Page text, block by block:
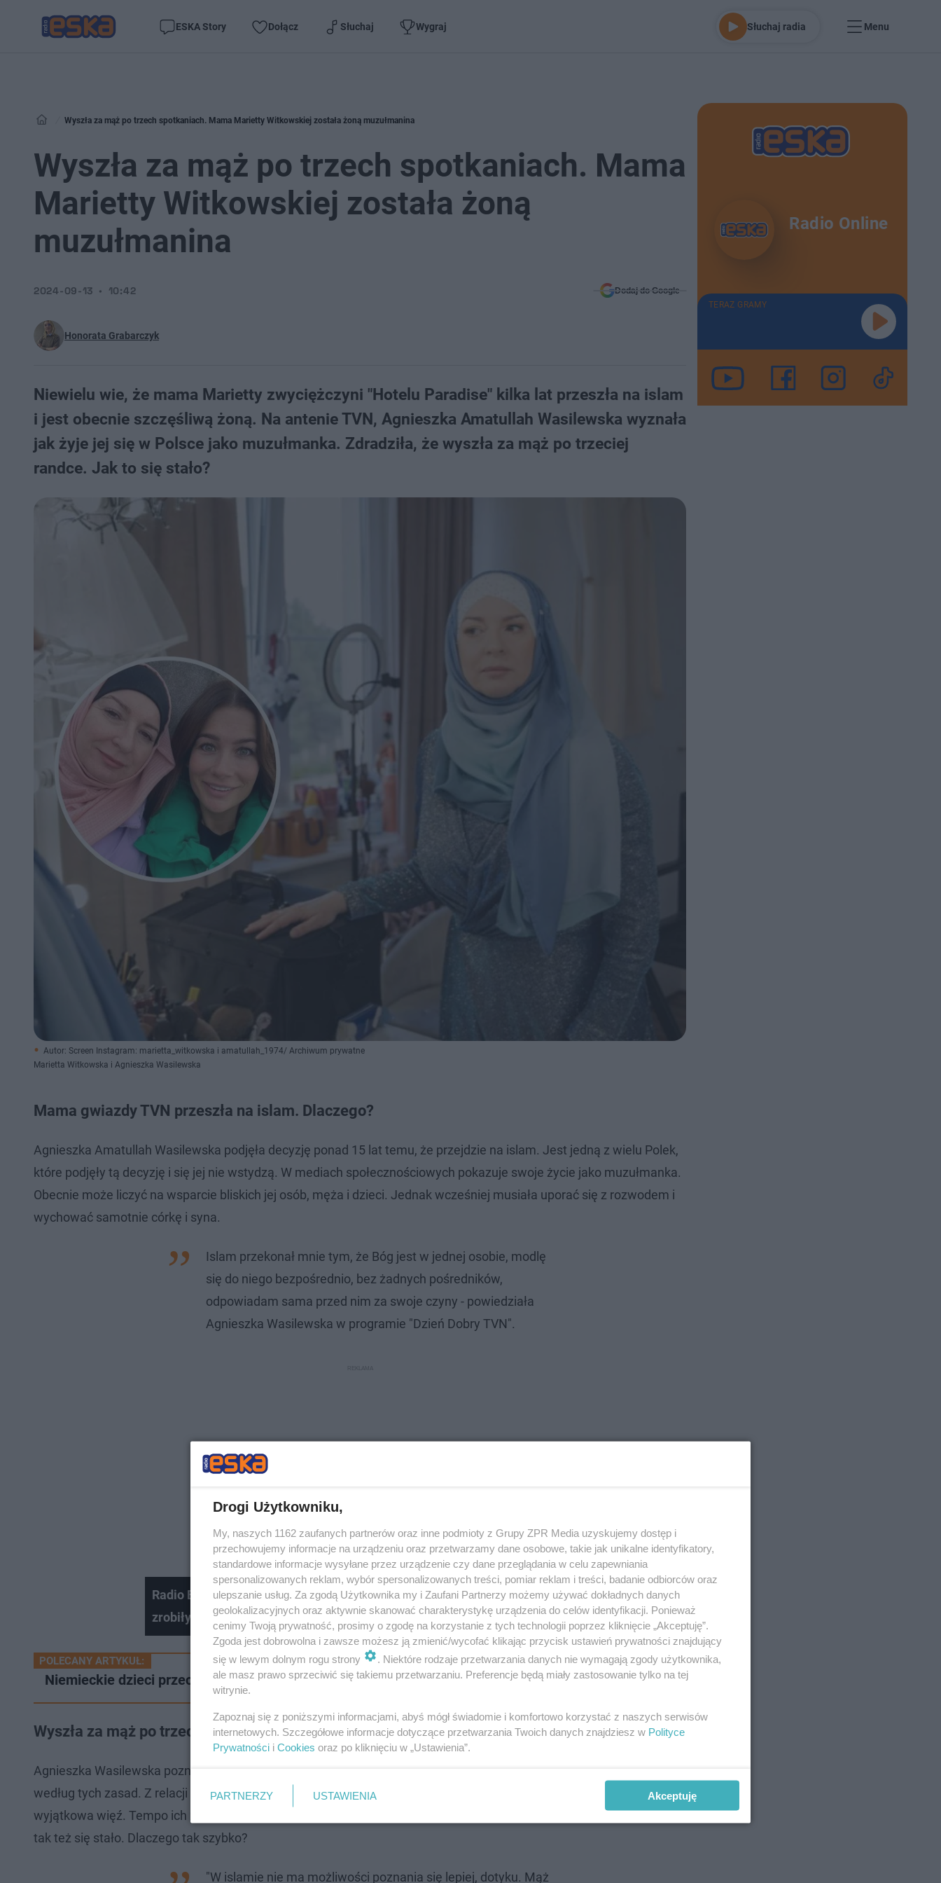
ESKA Story Dołącz Słuchaj Wygraj Słuchaj radia Menu
Wyszła za mąż po trzech spotkaniach. Mama Marietty Witkowskiej została żoną muzułmanina
Wyszła za mąż po trzech spotkaniach. Mama
Marietty Witkowskiej została żoną
muzułmanina
Honorata Grabarczyk
2024-09-13 10:42 Dodaj do Google
Niewielu wie, że mama Marietty zwyciężczyni "Hotelu Paradise" kilka lat przeszła na islam
i jest obecnie szczęśliwą żoną. Na antenie TVN, Agnieszka Amatullah Wasilewska wyznała
jak żyje jej się w Polsce jako muzułmanka. Zdradziła, że wyszła za mąż po trzeciej
randce. Jak to się stało?
Autor: Screen Instagram: marietta_witkowska i amatullah_1974/ Archiwum prywatne
Marietta Witkowska i Agnieszka Wasilewska
Mama gwiazdy TVN przeszła na islam. Dlaczego?
Agnieszka Amatullah Wasilewska podjęła decyzję ponad 15 lat temu, że przejdzie na islam. Jest jedną z wielu Polek,
które podjęły tą decyzję i się jej nie wstydzą. W mediach społecznościowych pokazuje swoje życie jako muzułmanka.
Obecnie może liczyć na wsparcie bliskich jej osób, męża i dzieci. Jednak wcześniej musiała uporać się z rozwodem i
wychować samotnie córkę i syna.
Islam przekonał mnie tym, że Bóg jest w jednej osobie, modlę
się do niego bezpośrednio, bez żadnych pośredników,
odpowiadam sama przed nim za swoje czyny - powiedziała
Agnieszka Wasilewska w programie "Dzień Dobry TVN".
Radio Eska: "Hotel Paradise": najpiękniejsze uczestniczki. W rajskiej willi
zrobiły furorę, a od ich zdjęć na Instagramie nie można oderwać wzroku!
POLECANY ARTYKUŁ:
Niemieckie dzieci przechodzą na islam. Dlaczego? Nie chcą się wyróżniać w szkole
Wyszła za mąż po trzech spotkaniach
Agnieszka Wasilewska poznała swojego męża za pośrednictwem aplikacji randkowej. Oboje wyznają islam i żyją
według tych zasad. Z relacji kobiety okazuje się, że już na pierwszym spotkaniu tych dwojga ludzi połączyła ze sobą
wyjątkowa więź. Tempo ich znajomości było bardzo szybkie. Para postanowiła, że na trzecim spotkaniu wezmą ślub i
tak też się stało. Dlaczego tak szybko?
"W islamie nie ma możliwości poznania się lepiej, dotyku. Mąż
Radio Online
TERAZ GRAMY
Drogi Użytkowniku,
My, naszych 1162 zaufanych partnerów oraz inne podmioty z Grupy ZPR Media uzyskujemy dostęp i
przechowujemy informacje na urządzeniu oraz przetwarzamy dane osobowe, takie jak unikalne identyfikatory,
standardowe informacje wysyłane przez urządzenie czy dane przeglądania w celu zapewniania
spersonalizowanych reklam, wybór spersonalizowanych treści, pomiar reklam i treści, badanie odbiorców oraz
ulepszanie usług. Za zgodą Użytkownika my i Zaufani Partnerzy możemy używać dokładnych danych
geolokalizacyjnych oraz aktywnie skanować charakterystykę urządzenia do celów identyfikacji. Ponieważ
cenimy Twoją prywatność, prosimy o zgodę na korzystanie z tych technologii poprzez kliknięcie „Akceptuję”.
Zgoda jest dobrowolna i zawsze możesz ją zmienić/wycofać klikając przycisk ustawień prywatności znajdujący
się w lewym dolnym rogu strony
. Niektóre rodzaje przetwarzania danych nie wymagają zgody użytkownika,
ale masz prawo sprzeciwić się takiemu przetwarzaniu. Preferencje będą miały zastosowanie tylko na tej
witrynie.
Zapoznaj się z poniższymi informacjami, abyś mógł świadomie i komfortowo korzystać z naszych serwisów
internetowych. Szczegółowe informacje dotyczące przetwarzania Twoich danych znajdziesz w Polityce
Prywatności i Cookies oraz po kliknięciu w „Ustawienia”.
PARTNERZY USTAWIENIA Akceptuję